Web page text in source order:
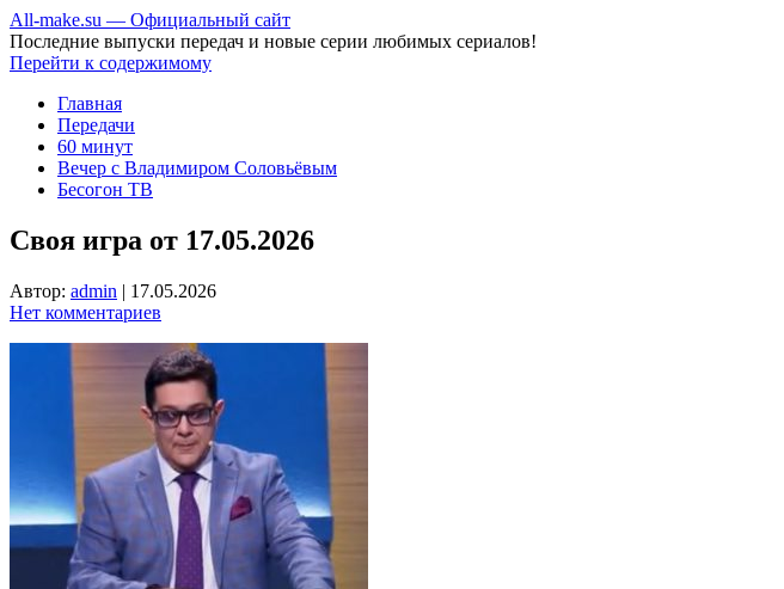
All-make.su — Официальный сайт
Последние выпуски передач и новые серии любимых сериалов!
Перейти к содержимому
Главная
Передачи
60 минут
Вечер с Владимиром Соловьёвым
Бесогон ТВ
Своя игра от 17.05.2026
Автор: admin | 17.05.2026
Нет комментариев